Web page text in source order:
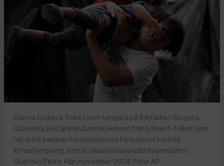
Barn ur Emberá-folket som tvingats på flykt leker i Bogota,
Colombia. Det är bland annat kvinnor från Emberá-folket som
har drivit kampen för landets nya förbud mot kvinnlig
könsstympning, som nu ska skrivas under av president
Gustavo Petra. Här i november 2024. Foto: AP